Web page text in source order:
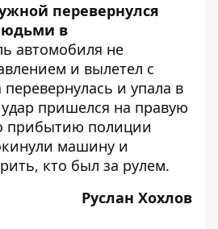
перевернулся
в
автомобиля не
и вылетел с
и упала в
пришелся на правую
прибытию полиции
машину и
кто был за рулем.
Руслан Хохлов